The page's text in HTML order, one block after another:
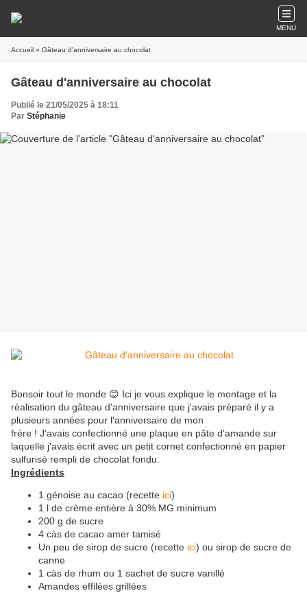
MENU
Accueil » Gâteau d'anniversaire au chocolat
Gâteau d'anniversaire au chocolat
Publié le 21/05/2025 à 18:11
Par Stéphanie
Bonsoir tout le monde 😊 Ici je vous explique le montage et la
réalisation du gâteau d'anniversaire que j'avais préparé il y a
plusieurs années pour l'anniversaire de mon
frère ! J'avais confectionné une plaque en pâte d'amande sur
laquelle j'avais écrit avec un petit cornet confectionné en papier
sulfurisé rempli de chocolat fondu.
Ingrédients
1 génoise au cacao (recette ici)
1 l de crème entière à 30% MG minimum
200 g de sucre
4 càs de cacao amer tamisé
Un peu de sirop de sucre (recette ici) ou sirop de sucre de
canne
1 càs de rhum ou 1 sachet de sucre vanillé
Amandes effilées grillées